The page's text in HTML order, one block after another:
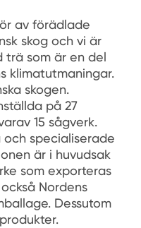
av förädlade
skog och vi är
som är en del
klimatutmaningar.
skogen.
på 27
15 sågverk.
och specialiserade
är i huvudsak
som exporteras
Nordens
Dessutom